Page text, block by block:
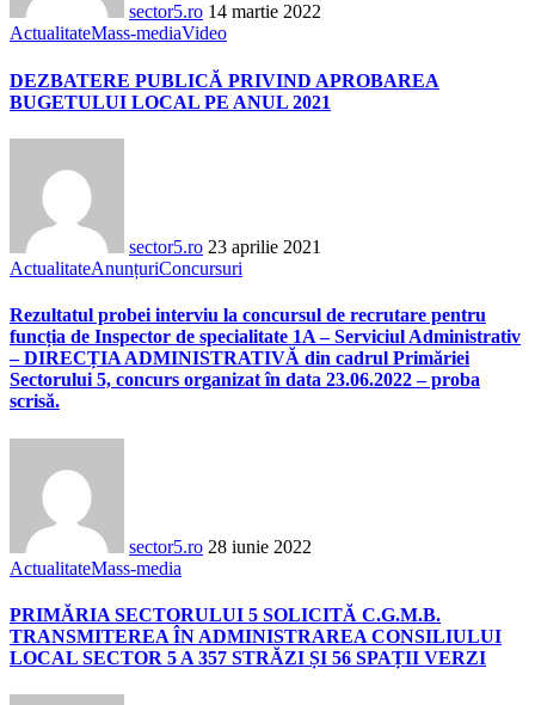
sector5.ro 14 martie 2022
ActualitateMass-mediaVideo
DEZBATERE PUBLICĂ PRIVIND APROBAREA
BUGETULUI LOCAL PE ANUL 2021
sector5.ro 23 aprilie 2021
ActualitateAnunțuriConcursuri
Rezultatul probei interviu la concursul de recrutare pentru
funcția de Inspector de specialitate 1A – Serviciul Administrativ
– DIRECȚIA ADMINISTRATIVĂ din cadrul Primăriei
Sectorului 5, concurs organizat în data 23.06.2022 – proba
scrisă.
sector5.ro 28 iunie 2022
ActualitateMass-media
PRIMĂRIA SECTORULUI 5 SOLICITĂ C.G.M.B.
TRANSMITEREA ÎN ADMINISTRAREA CONSILIULUI
LOCAL SECTOR 5 A 357 STRĂZI ȘI 56 SPAȚII VERZI